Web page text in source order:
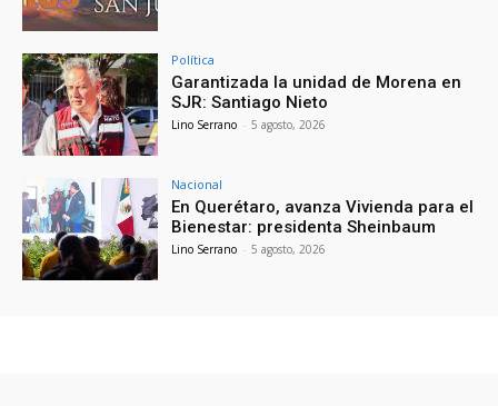
Política
Garantizada la unidad de Morena en
SJR: Santiago Nieto
Lino Serrano - 5 agosto, 2026
Nacional
En Querétaro, avanza Vivienda para el
Bienestar: presidenta Sheinbaum
Lino Serrano - 5 agosto, 2026